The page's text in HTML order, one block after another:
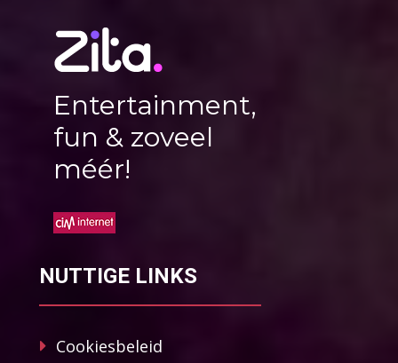
Entertainment,
fun & zoveel
méér!
NUTTIGE LINKS
Cookiesbeleid